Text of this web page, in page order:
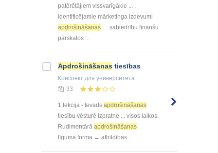
patērētājiem vissvarīgākie ... .
Identificējamie mārketinga izdevumi
apdrošināšanas
sabiedrību finanšu
pārskatos ...
Apdrošināšanas tiesības
Конспект для университета
33
1.lekcija - Ievads apdrošināšanas
tiesību vēsturē Izpratne ... visos laikos.
Rudimentārā apdrošināšanas
līguma forma → atbildības ...